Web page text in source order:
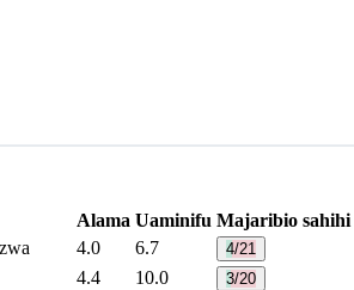
Alama Uaminifu Majaribio sahihi
4.0 6.7 4/21
4.4 10.0 3/20